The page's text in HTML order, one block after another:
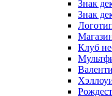
Знак
Знак
Клуб